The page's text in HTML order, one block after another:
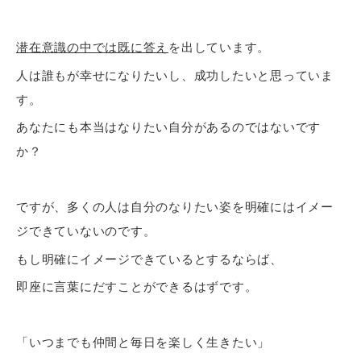
潜在意識の中では既に答え を出しています。
人は誰もが幸せになりたいし、成功したいと思っていま
す。
あなたにも本当はなりたい自分があるのではないです
か？
ですが、多くの人は自分のなりたい姿を明確にはイメー
ジできていないのです。
もし明確にイメージできているとするならば、
即座に言葉にだすことができるはずです。
「いつまでも仲間と毎日を楽しく生きたい」